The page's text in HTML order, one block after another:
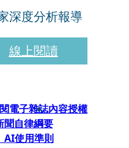
深度分析報導
線上閱讀
電子雜誌內容授權
聞自律綱要
AI使用準則